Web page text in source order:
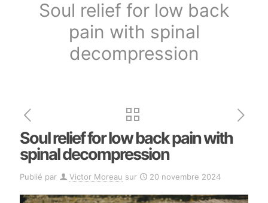
Soul relief for low back
pain with spinal
decompression
Soul relief for low back pain with
spinal decompression
Publié par Victor Moreau sur 20 novembre 2024